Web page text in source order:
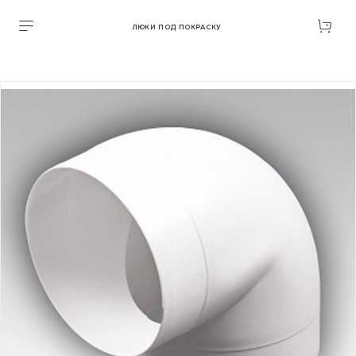
ЛЮКИ ПОД ПОКРАСКУ